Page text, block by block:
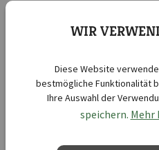
denn die Blütezeit dauert von
bestens.
Kurzbezeichnung :
WIR
Diese Website
bestmögliche Funktionalität
Ihre Auswahl der
speichern.